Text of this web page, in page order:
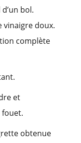
bol.
vinaigre doux.
complète
et
fouet.
obtenue